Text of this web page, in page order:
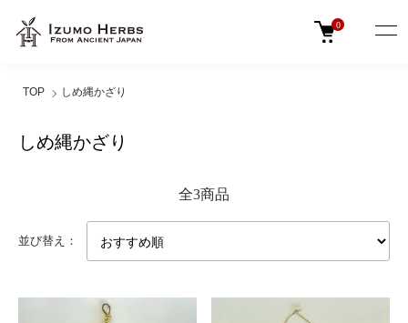
0
TOP しめ縄かざり
しめ縄かざり
全3商品
並び替え：